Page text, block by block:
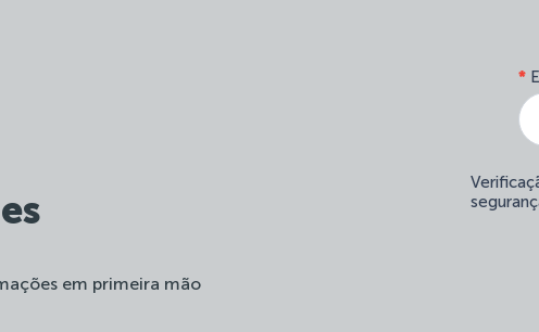
em primeira mão
*